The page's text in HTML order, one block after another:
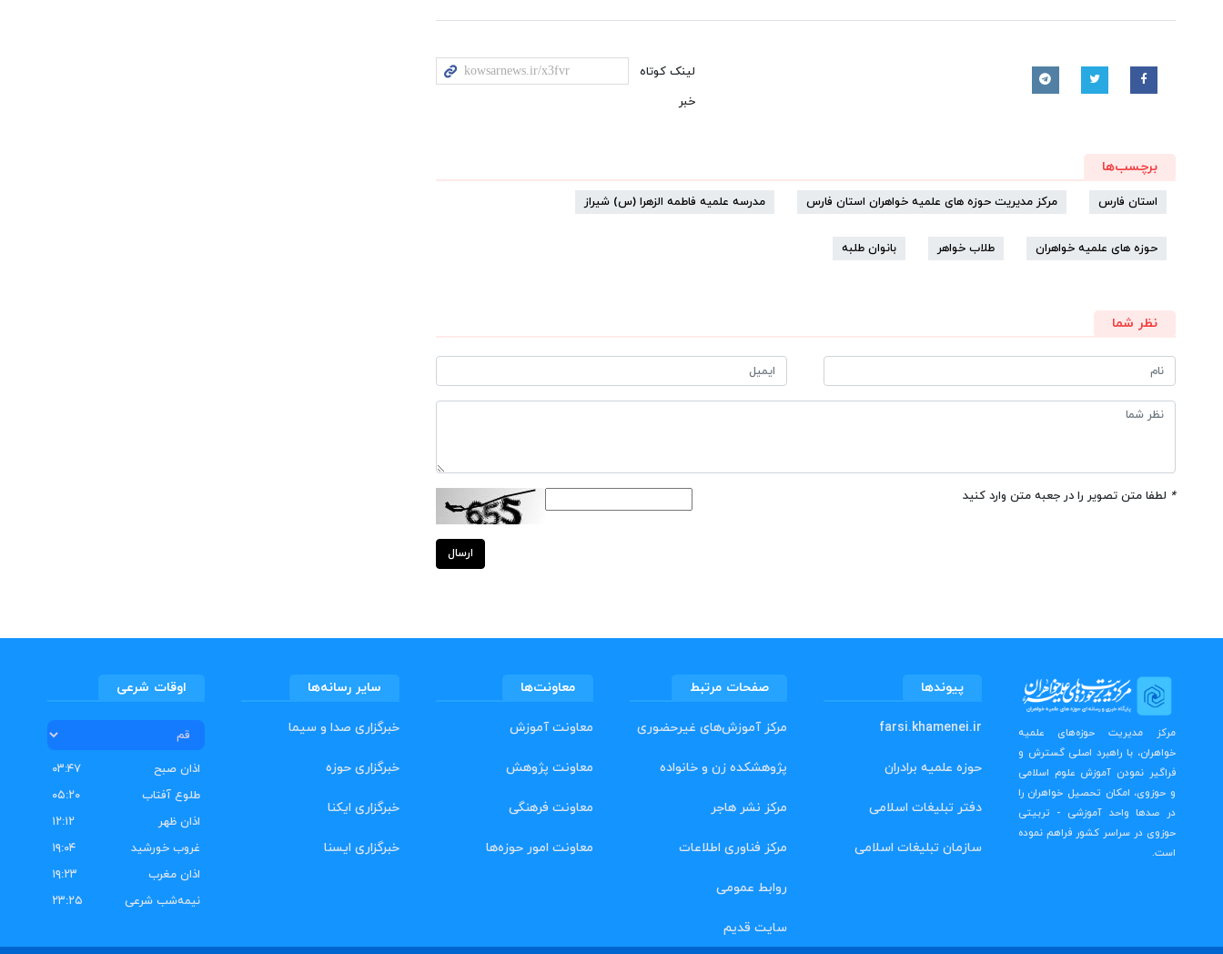
لینک کوتاه
خبر
برچسب‌ها
استان فارس مرکز مدیریت حوزه های علمیه خواهران استان فارس مدرسه علمیه فاطمه الزهرا (س) شیراز
حوزه های علمیه خواهران طلاب خواهر بانوان طلبه
نظر شما
* لطفا متن تصویر را در جعبه متن وارد کنید
ارسال
مرکز مدیریت حوزه‌های علمیه
خواهران، با راهبرد اصلی گسترش و
فراگیر نمودن آموزش علوم اسلامی
و حوزوی، امکان تحصیل خواهران را
در صدها واحد آموزشی - تربیتی
حوزوی در سراسر کشور فراهم نموده
است.
پیوندها
farsi.khamenei.ir
حوزه علمیه برادران
دفتر تبلیغات اسلامی
سازمان تبلیغات اسلامی
صفحات مرتبط
مرکز آموزش‌های غیرحضوری
پژوهشکده زن و خانواده
مرکز نشر هاجر
مرکز فناوری اطلاعات
روابط عمومی
سایت قدیم
معاونت‌ها
معاونت آموزش
معاونت پژوهش
معاونت فرهنگی
معاونت امور حوزه‌ها
سایر رسانه‌ها
خبرگزاری صدا و سیما
خبرگزاری حوزه
خبرگزاری ایکنا
خبرگزاری ایسنا
اوقات شرعی
اذان صبح
۰۳:۴۷
طلوع آفتاب
۰۵:۲۰
اذان ظهر
۱۲:۱۲
غروب خورشید
۱۹:۰۴
اذان مغرب
۱۹:۲۳
نیمه‌شب شرعی
۲۳:۲۵